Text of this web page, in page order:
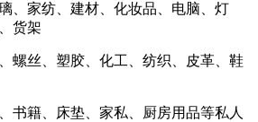
、家纺、建材、化妆品、电脑、灯
货架
螺丝、塑胶、化工、纺织、皮革、鞋
书籍、床垫、家私、厨房用品等私人